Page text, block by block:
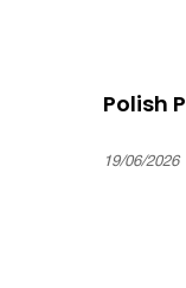
Polish
19/06/2026